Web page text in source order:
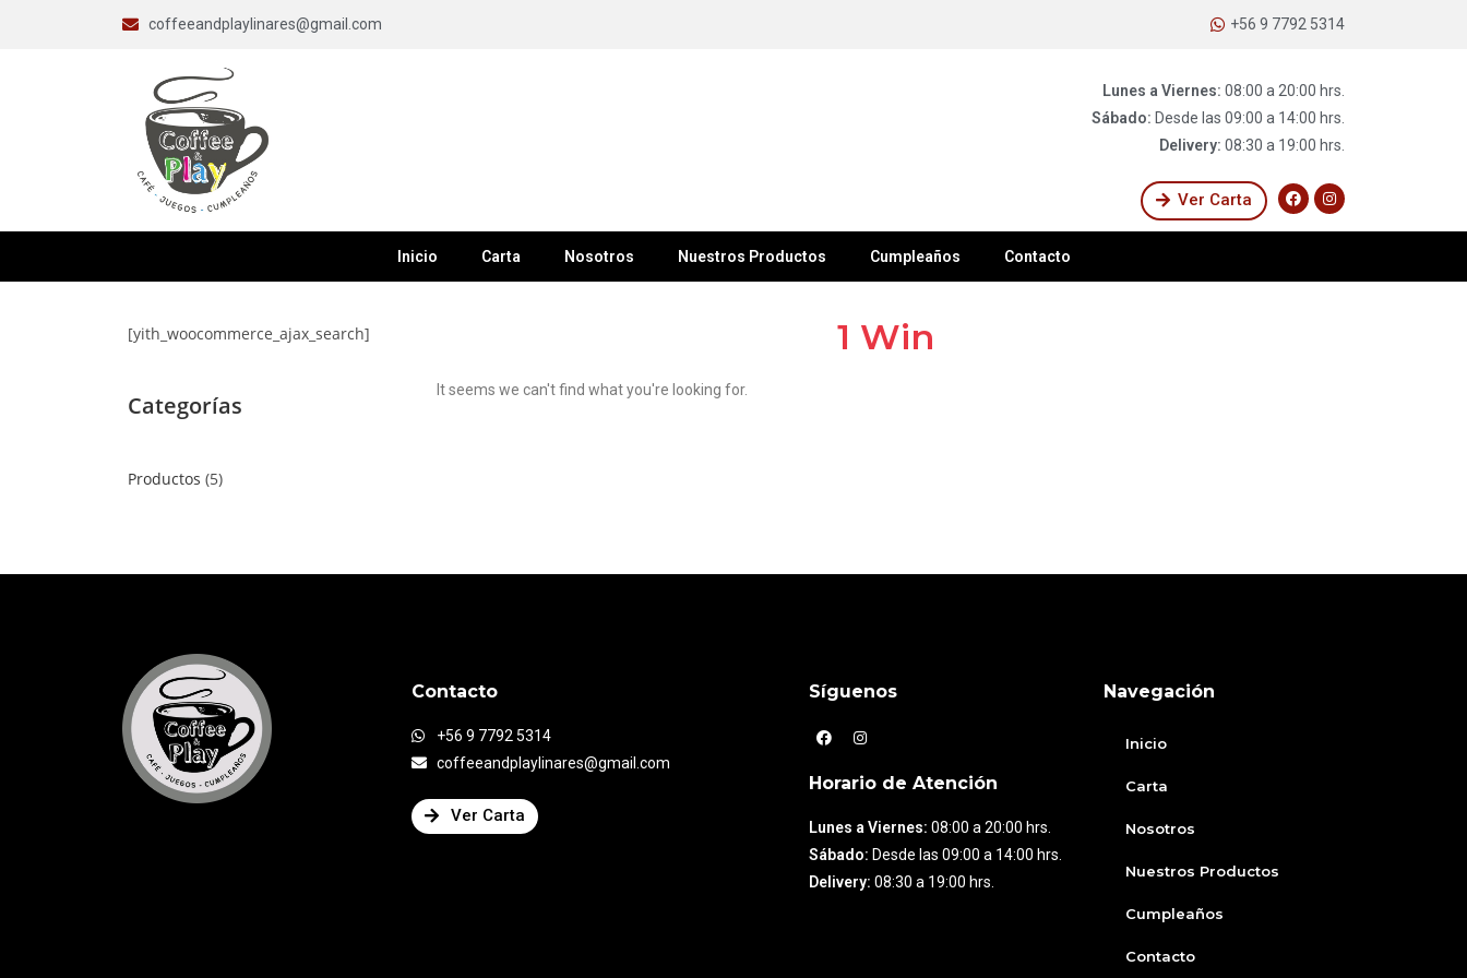
coffeeandplaylinares@gmail.com +56 9 7792 5314
Lunes a Viernes: 08:00 a 20:00 hrs.
Sábado: Desde las 09:00 a 14:00 hrs.
Delivery: 08:30 a 19:00 hrs.
Ver Carta
Inicio Carta Nosotros Nuestros Productos Cumpleaños Contacto
[yith_woocommerce_ajax_search]
Categorías
Productos 5
1 Win
It seems we can't find what you're looking for.
Contacto
+56 9 7792 5314
coffeeandplaylinares@gmail.com
Ver Carta
Síguenos
Horario de Atención
Lunes a Viernes: 08:00 a 20:00 hrs.
Sábado: Desde las 09:00 a 14:00 hrs.
Delivery: 08:30 a 19:00 hrs.
Navegación
Inicio
Carta
Nosotros
Nuestros Productos
Cumpleaños
Contacto